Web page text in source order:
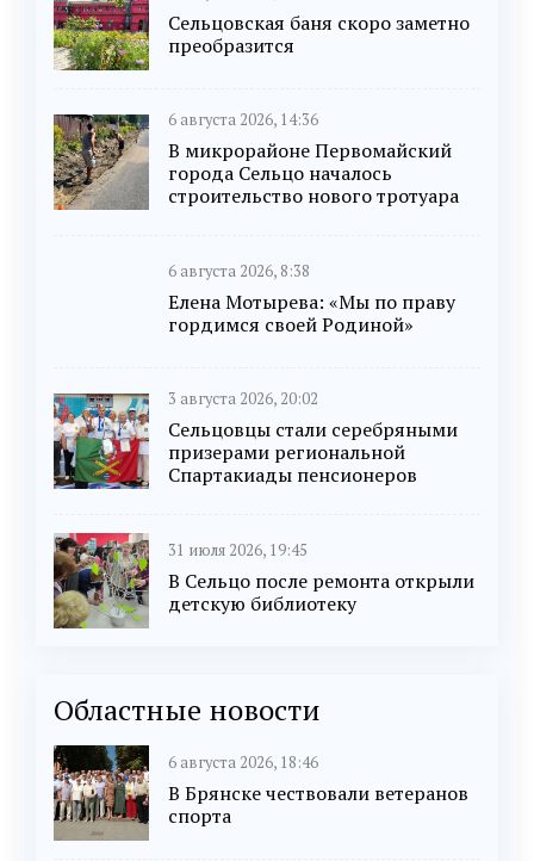
Сельцовская баня скоро заметно
преобразится
6 августа 2026, 14:36
В микрорайоне Первомайский
города Сельцо началось
строительство нового тротуара
6 августа 2026, 8:38
Елена Мотырева: «Мы по праву
гордимся своей Родиной»
3 августа 2026, 20:02
Сельцовцы стали серебряными
призерами региональной
Спартакиады пенсионеров
31 июля 2026, 19:45
В Сельцо после ремонта открыли
детскую библиотеку
Областные новости
6 августа 2026, 18:46
В Брянске чествовали ветеранов
спорта